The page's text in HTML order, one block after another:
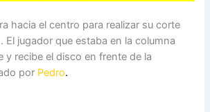
hacia el centro para realizar su corte
El jugador que estaba en la columna
y recibe el disco en frente de la
por Pedro.